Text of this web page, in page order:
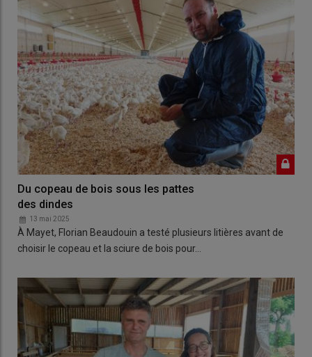
Du copeau de bois sous les pattes
des dindes
13 mai 2025
À Mayet, Florian Beaudouin a testé plusieurs litières avant de
choisir le copeau et la sciure de bois pour…